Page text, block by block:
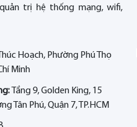
trị hệ thống mạng, wifi,
Hoạch, Phường Phú Thọ
Minh
Tầng 9, Golden King, 15
Tân Phú, Quận 7, TP.HCM